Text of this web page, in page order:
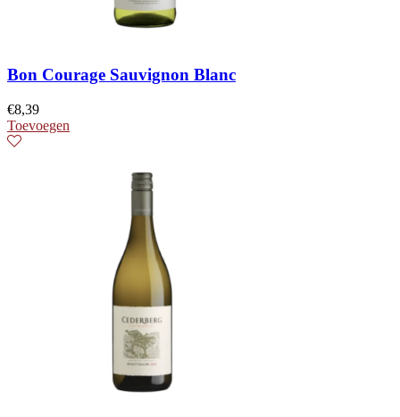
Bon Courage Sauvignon Blanc
€8,39
Toevoegen